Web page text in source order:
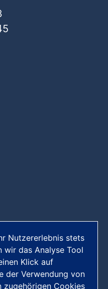
Nutzererlebnis stets
wir das Analyse Tool
Klick auf
der Verwendung von
zugehörigen Cookies